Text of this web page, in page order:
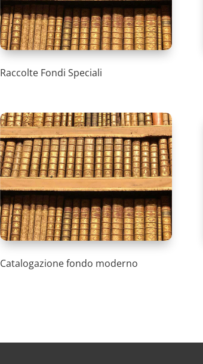
Raccolte Fondi Speciali
Catalogazione fondo moderno